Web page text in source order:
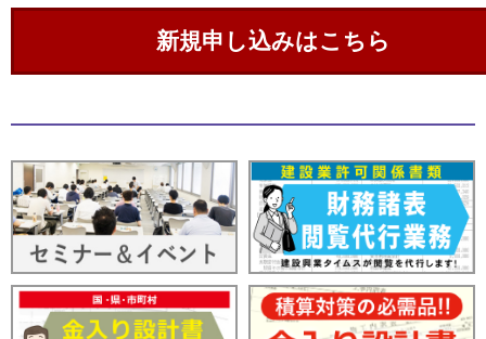
新規申し込みはこちら